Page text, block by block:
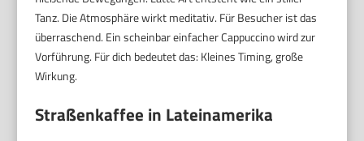
Tanz. Die Atmosphäre wirkt meditativ. Für Besucher ist das
überraschend. Ein scheinbar einfacher Cappuccino wird zur
Vorführung. Für dich bedeutet das: Kleines Timing, große
Wirkung.
Straßenkaffee in Lateinamerika